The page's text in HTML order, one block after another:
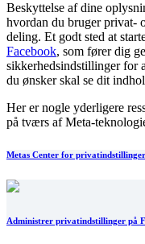
Beskyttelse af dine
hvordan du bruger privat-
deling. Et godt sted at
Facebook, som fører dig
sikkerhedsindstillinger for
du ønsker skal se dit
Her er nogle yderligere
på tværs af Meta-
Metas Center for privatindstillinger
Administrer privatindstillinger på